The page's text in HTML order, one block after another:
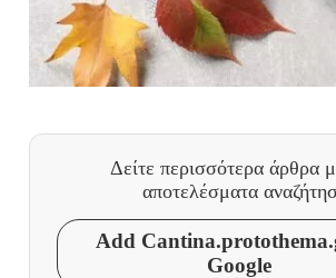
Δείτε περισσότερα άρθρα
αποτελέσματα
Add
Google